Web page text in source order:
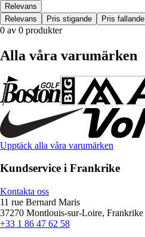
Relevans
Relevans
Pris stigande Pris fallande
0 av 0 produkter
Alla våra varumärken
Upptäck alla våra varumärken
Kundservice i Frankrike
Kontakta oss
11 rue Bernard Maris
37270 Montlouis-sur-Loire, Frankrike
+33 1 86 47 62 58